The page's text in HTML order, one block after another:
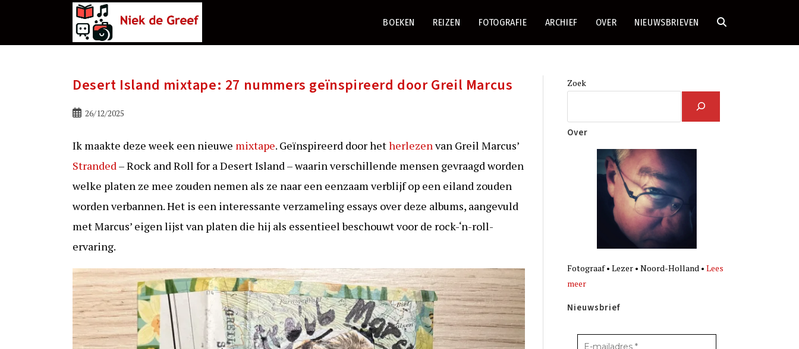
BOEKEN REIZEN FOTOGRAFIE ARCHIEF OVER NIEUWSBRIEVEN TOGGLE
Desert Island mixtape: 27 nummers geïnspireerd door Greil Marcus
Bericht26/12/2025
Ik maakte deze week een nieuwe mixtape. Geïnspireerd door hetherlezenvan Greil Marcus’
Stranded– Rock and Roll for a Desert Island – waarin verschillende mensen gevraagd worden
welke platen ze mee zouden nemen als ze naar een eenzaam verblijf op een eiland zouden
worden verbannen. Het is een interessante verzameling essays over deze albums, aangevuld
met Marcus’ eigen lijst van platen die hij als essentieel beschouwt voor de rock-‘n-roll-
ervaring.
Zoek
Over
Fotograaf • Lezer • Noord-Holland • Lees
meer
Nieuwsbrief